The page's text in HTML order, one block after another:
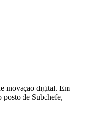
inovação digital. Em
de Subchefe,